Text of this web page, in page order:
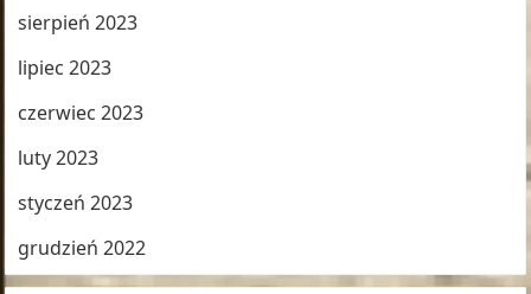
sierpień 2023
lipiec 2023
czerwiec 2023
luty 2023
styczeń 2023
grudzień 2022